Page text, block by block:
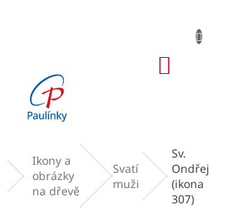
Ikony a
obrázky
na dřevě
Svatí
muži
Sv.
Ondřej
(ikona
307)